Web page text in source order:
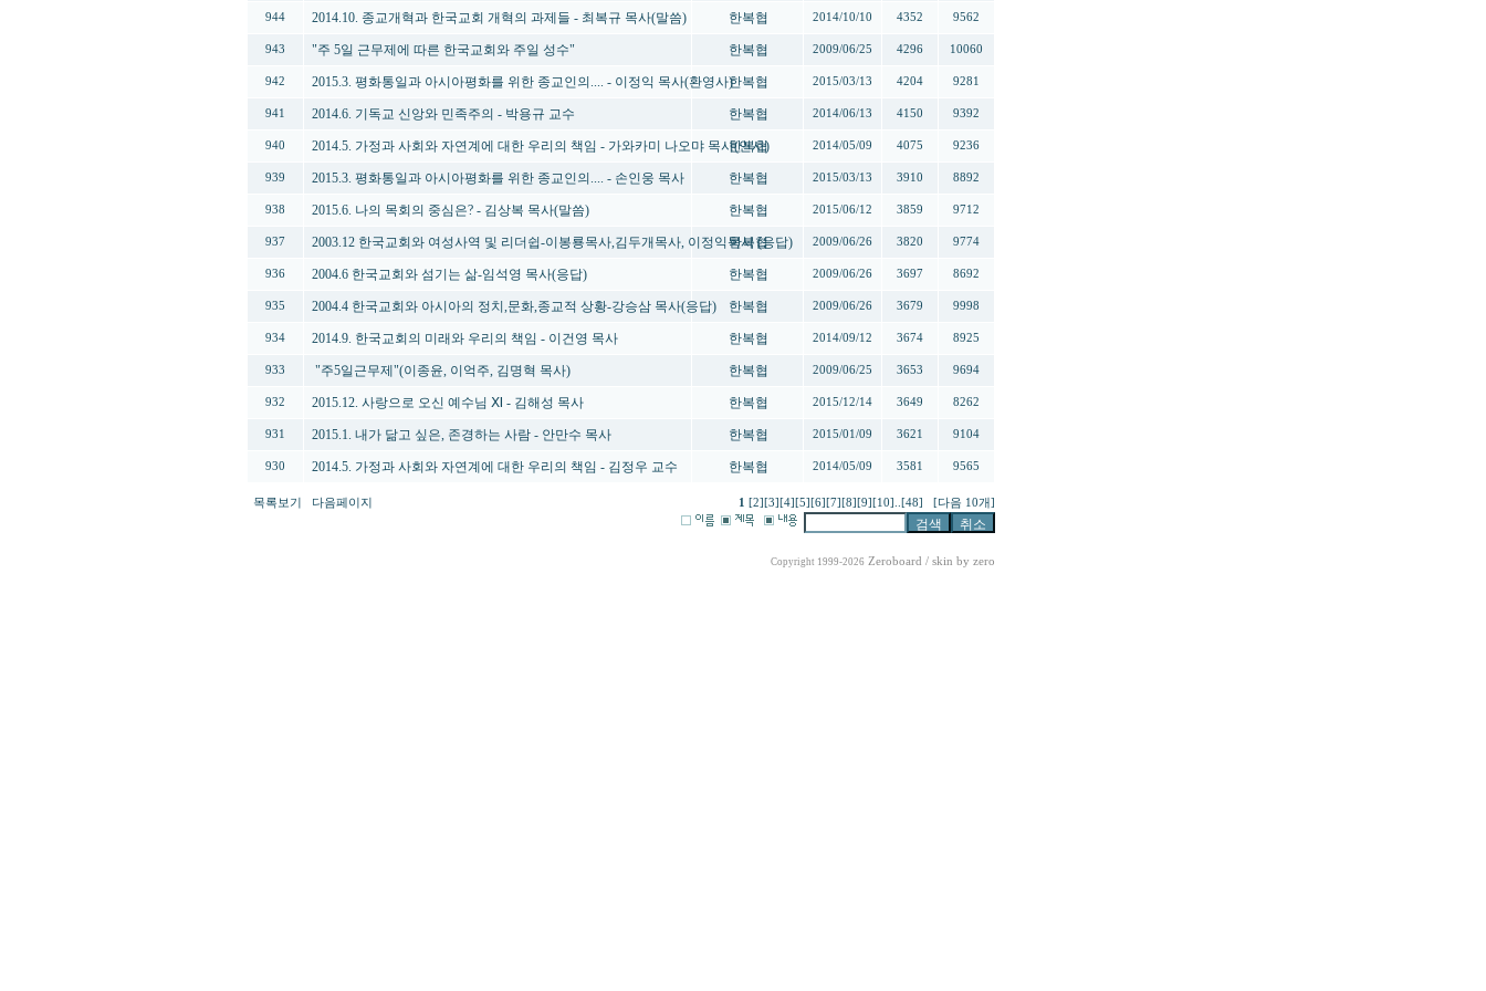
944 2014.10. 종교개혁과 한국교회 개혁의 과제들 - 최복규 목사(말씀) 한복협 2014/10/10 4352 9562
943 "주 5일 근무제에 따른 한국교회와 주일 성수" 한복협 2009/06/25 4296 10060
942 2015.3. 평화통일과 아시아평화를 위한 종교인의.... - 이정익 목사(환영사)한복협 2015/03/13 4204 9281
941 2014.6. 기독교 신앙와 민족주의 - 박용규 교수 한복협 2014/06/13 4150 9392
940 2014.5. 가정과 사회와 자연계에 대한 우리의 책임 - 가와카미 나오먀 목사(인사)
한복협 2014/05/09 4075 9236
939 2015.3. 평화통일과 아시아평화를 위한 종교인의.... - 손인웅 목사 한복협 2015/03/13 3910 8892
938 2015.6. 나의 목회의 중심은? - 김상복 목사(말씀) 한복협 2015/06/12 3859 9712
937 2003.12 한국교회와 여성사역 및 리더쉽-이봉룡목사,김두개목사, 이정익목사 (응답)
한복협 2009/06/26 3820 9774
936 2004.6 한국교회와 섬기는 삶-임석영 목사(응답) 한복협 2009/06/26 3697 8692
935 2004.4 한국교회와 아시아의 정치,문화,종교적 상황-강승삼 목사(응답) 한복협 2009/06/26 3679 9998
934 2014.9. 한국교회의 미래와 우리의 책임 - 이건영 목사 한복협 2014/09/12 3674 8925
933 "주5일근무제"(이종윤, 이억주, 김명혁 목사) 한복협 2009/06/25 3653 9694
932 2015.12. 사랑으로 오신 예수님 Ⅺ - 김해성 목사 한복협 2015/12/14 3649 8262
931 2015.1. 내가 닮고 싶은, 존경하는 사람 - 안만수 목사 한복협 2015/01/09 3621 9104
930 2014.5. 가정과 사회와 자연계에 대한 우리의 책임 - 김정우 교수 한복협 2014/05/09 3581 9565
목록보기 다음페이지 1 [2] [3] [4] [5] [6] [7] [8] [9] [10] [48] [다음 10개]
Copyright 1999-2026 Zeroboard / skin by zero